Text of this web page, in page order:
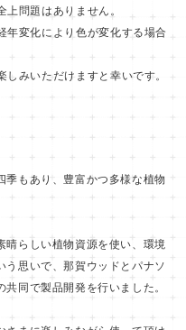
問題はありません。
年変化により色が変化する場合
みいただけますと幸いです。
季もあり、豊富かつ多様な植物
晴らしい植物資源を使い、環境
う思いで、那賀ウッドとパナソ
同で製品開発を行いました。